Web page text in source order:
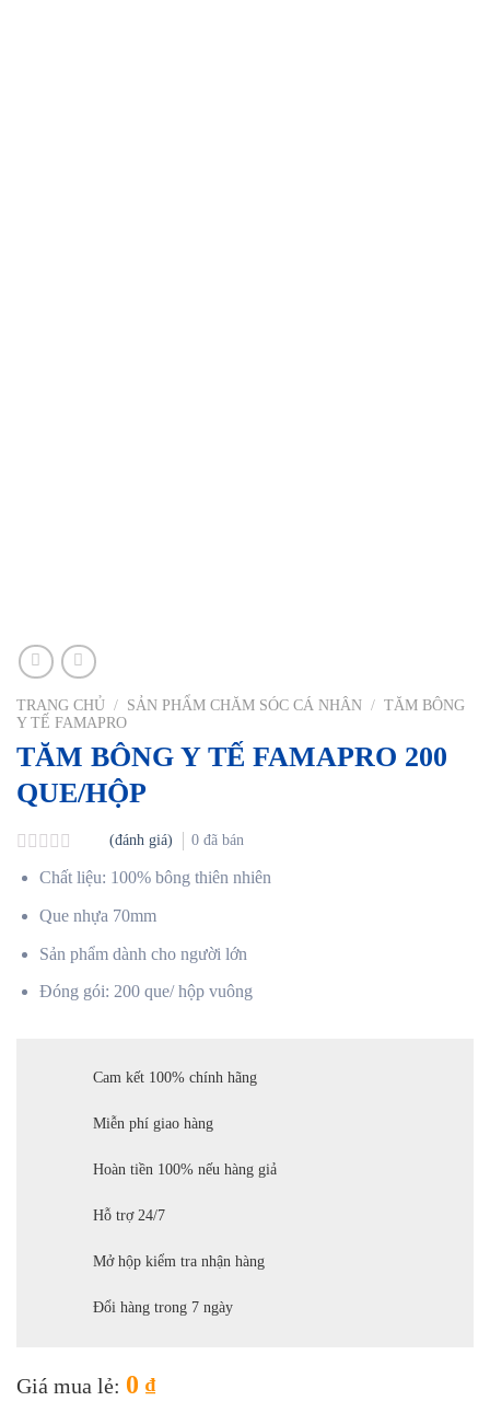
TRANG CHỦ / SẢN PHẨM CHĂM SÓC CÁ NHÂN / TĂM BÔNG
Y TẾ FAMAPRO
TĂM BÔNG Y TẾ FAMAPRO 200
QUE/HỘP
Được
xếp
0
sao
(đánh giá) 0đã bán
Cam kết 100% chính hãng
Miễn phí giao hàng
Hoàn tiền 100% nếu hàng giả
Hỗ trợ 24/7
Mở hộp kiểm tra nhận hàng
Đổi hàng trong 7 ngày
Giá mua lẻ: 0 ₫
Chất liệu: 100% bông thiên nhiên
Que nhựa 70mm
Sản phẩm dành cho người lớn
Đóng gói: 200 que/ hộp vuông